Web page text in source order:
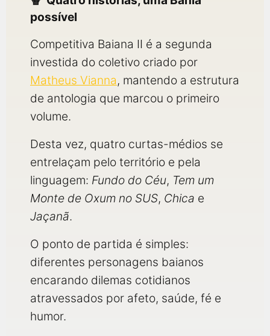
possível
Competitiva Baiana II é a segunda
investida do coletivo criado por
Matheus Vianna, mantendo a estrutura
de antologia que marcou o primeiro
volume.
Desta vez, quatro curtas-médios se
entrelaçam pelo território e pela
linguagem: Fundo do Céu, Tem um
Monte de Oxum no SUS, Chica e
Jaçanã.
O ponto de partida é simples:
diferentes personagens baianos
encarando dilemas cotidianos
atravessados por afeto, saúde, fé e
humor.